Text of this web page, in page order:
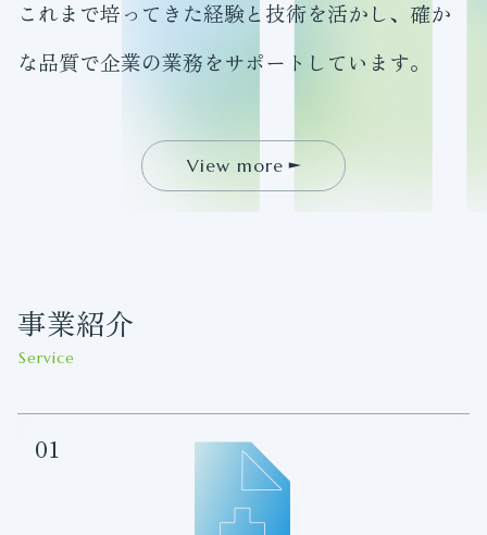
これまで培ってきた経験と技術を活かし、確か
な品質で企業の業務をサポートしています。
View more
事業紹介
Service
01